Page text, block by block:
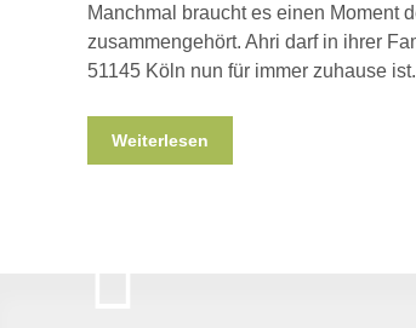
Manchmal braucht es einen Moment
zusammengehört. Ahri darf in ihrer
51145 Köln nun für immer zuhause
Weiterlesen